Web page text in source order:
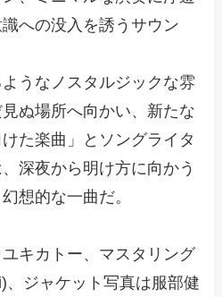
への没入を誘うサウン
うなノスタルジックな雰
ぬ場所へ向かい、新たな
た楽曲」とソングライタ
深夜から明け方に向かう
想的な一曲だ。
キカトー、マスタリング
、ジャケット写真は服部健